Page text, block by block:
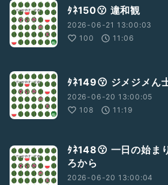
ﾀﾈ150😗 違和観
2026-06-21 13:00:03
100
11:06
ﾀﾈ149😗 ジメジメん
2026-06-20 13:00:05
108
11:19
ﾀﾈ148😗 一日の始ま
ろから
2026-06-20 13:00:04